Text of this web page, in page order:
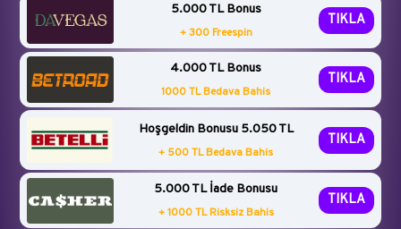
5.000 TL Bonus
+ 300 Freespin
TIKLA
4.000 TL Bonus
1000 TL Bedava Bahis
TIKLA
Hoşgeldin Bonusu 5.050 TL
+ 500 TL Bedava Bahis
TIKLA
5.000 TL İade Bonusu
+ 1000 TL Risksiz Bahis
TIKLA